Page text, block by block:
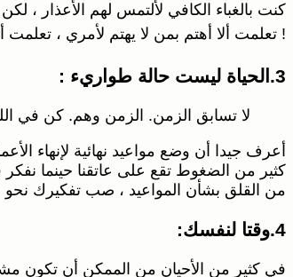
كنت بالغباء الكافي لألتمس لهم الأعذار ، لكن
! تعلمت ألا أهتم بمن لا يهتم لأمري ،
3.الحياة ليست حالة طواريء :
لا تسابق الزمن. الزمن وهم. كن في
أعرف جيدا أن وضع مواعيد نهائية لإنهاء
كثير من الضغوط تقع على عاتقنا حينما نفكر
من القلق بشأن المواعيد ، صب تفكيرك نحو
4.وقتا لنفسك:
في كثير من الأحيان من الممكن أن تكون